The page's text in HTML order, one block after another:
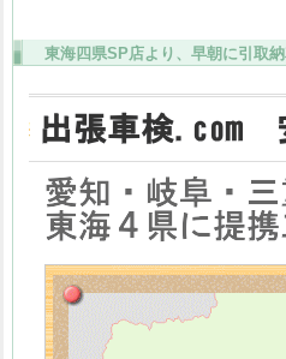
東海四県SP店より、早朝に引取